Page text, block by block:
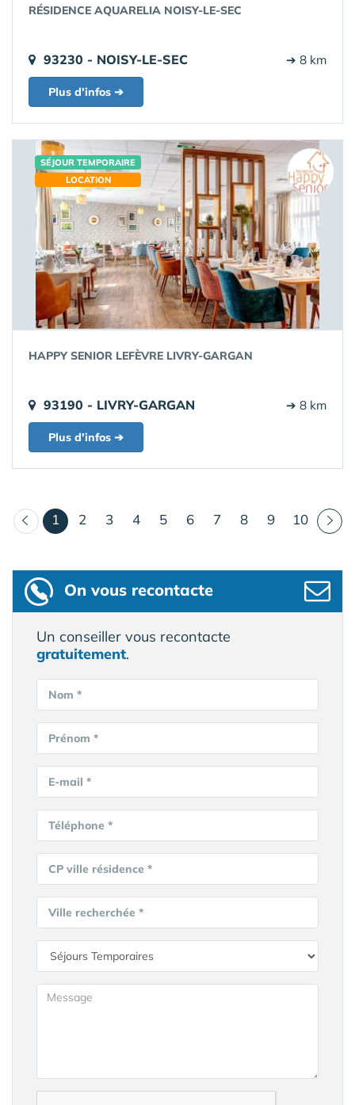
RÉSIDENCE AQUARELIA NOISY-LE-SEC
93230 - NOISY-LE-SEC ➔ 8 km
Plus d'infos ➔
SÉJOUR TEMPORAIRE
LOCATION
HAPPY SENIOR LEFÈVRE LIVRY-GARGAN
93190 - LIVRY-GARGAN ➔ 8 km
Plus d'infos ➔
1(courant)
2 3 4 5 6 7 8 9 10
On vous recontacte
Un conseiller vous recontacte
gratuitement.
Nom *
Prénom *
E-mail *
Téléphone *
CP ville résidence *
Ville recherchée *